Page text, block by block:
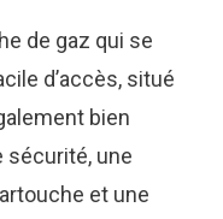
de gaz qui se
d’accès, situé
bien
sécurité, une
et une